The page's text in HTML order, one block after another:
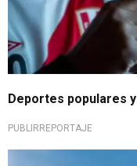
Deportes populares
PUBLIRREPORTAJE